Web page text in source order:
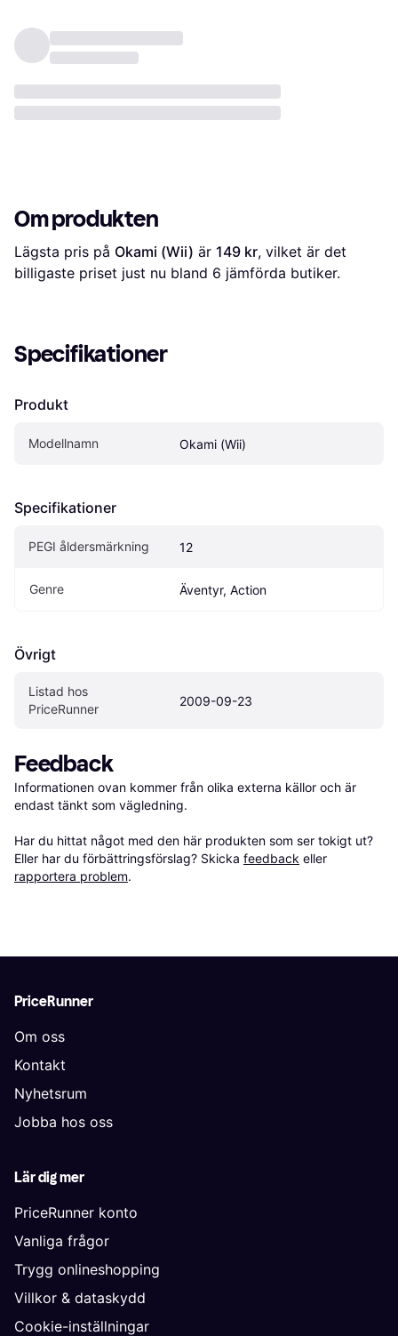
Om produkten
Lägsta pris på Okami (Wii) är 149 kr, vilket är det
billigaste priset just nu bland 6 jämförda butiker.
Specifikationer
Produkt
Modellnamn Okami (Wii)
Specifikationer
PEGI åldersmärkning 12
Genre Äventyr, Action
Övrigt
Listad hos
PriceRunner
2009-09-23
Feedback
Informationen ovan kommer från olika externa källor och är
endast tänkt som vägledning.
Har du hittat något med den här produkten som ser tokigt ut?
Eller har du förbättringsförslag? Skicka feedback eller
rapportera problem.
PriceRunner
Om oss
Kontakt
Nyhetsrum
Jobba hos oss
Lär dig mer
PriceRunner konto
Vanliga frågor
Trygg onlineshopping
Villkor & dataskydd
Cookie-inställningar